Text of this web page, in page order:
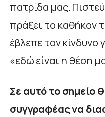
πατρίδα μας.
πράξει το καθήκον
έβλεπε τον κίνδυνο
«εδώ είναι η θέση
Σε αυτό το σημείο
συγγραφέας να